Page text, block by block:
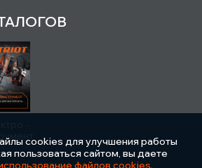
cookies для улучшения работы
пользоваться сайтом, вы даете
файлов cookies.